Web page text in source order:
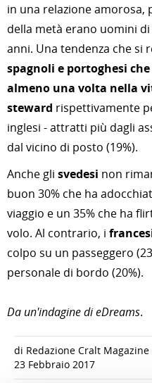
in una relazione amorosa,
della metà erano uomini
anni. Una tendenza che si
spagnoli e portoghesi
almeno una volta nella
steward rispettivamente
inglesi - attratti più dagli
dal vicino di posto (19%).
Anche gli svedesi non
buon 30% che ha
viaggio e un 35% che ha
volo. Al contrario, i
colpo su un passeggero
personale di bordo (20%).
Da un'indagine di eDreams.
di Redazione Cralt Magazine
23 Febbraio 2017